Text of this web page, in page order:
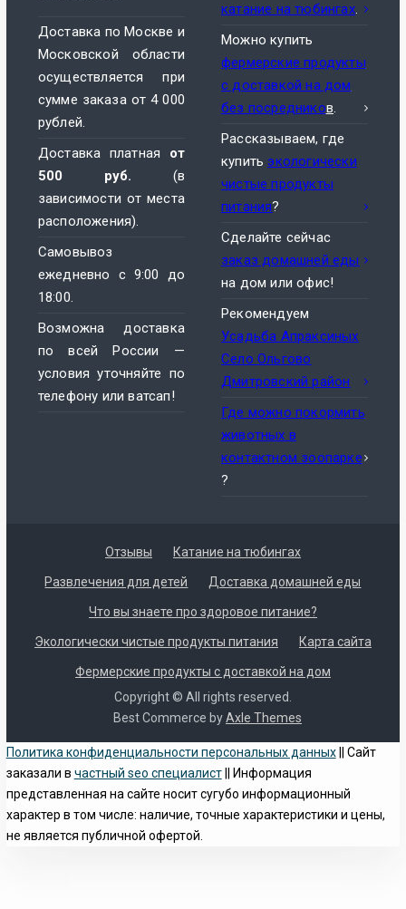
Доставка по Москве и
Московской области
осуществляется при
сумме заказа от 4 000
рублей.
Доставка платная от
500 руб. (в
зависимости от места
расположения).
Самовывоз
ежедневно с 9:00 до
18:00.
Возможна доставка
по всей России —
условия уточняйте по
телефону или ватсап!
катание на тюбингах.
Можно купить
фермерские продукты
с доставкой на дом
без посредников.
Рассказываем, где
купить экологически
чистые продукты
питания?
Сделайте сейчас
заказ домашней еды
на дом или офис!
Рекомендуем
Усадьба Апраксиных
Село Ольгово
Дмитровский район
Где можно покормить
животных в
контактном зоопарке
?
Отзывы Катание на тюбингах
Развлечения для детей Доставка домашней еды
Что вы знаете про здоровое питание?
Экологически чистые продукты питания Карта сайта
Фермерские продукты с доставкой на дом
Copyright © All rights reserved.
Best Commerce byAxle Themes
Политика конфиденциальности персональных данных|| Сайт
заказали в частный seo специалист|| Информация
представленная на сайте носит сугубо информационный
характер в том числе: наличие, точные характеристики и цены,
не является публичной офертой.